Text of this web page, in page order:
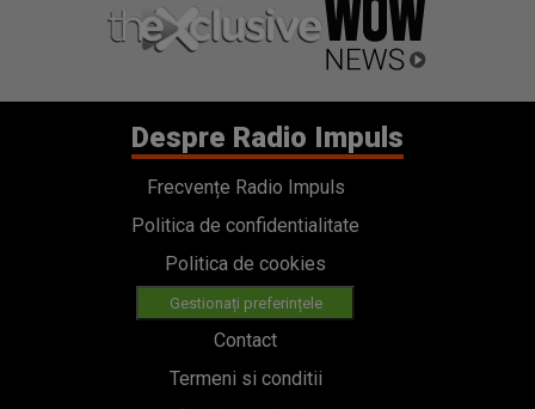
Despre Radio Impuls
Frecvențe Radio Impuls
Politica de confidentialitate
Politica de cookies
Gestionați preferințele
Contact
Termeni si conditii